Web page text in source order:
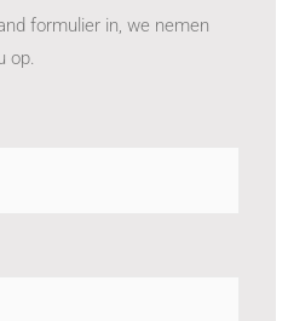
formulier in, we nemen
op.